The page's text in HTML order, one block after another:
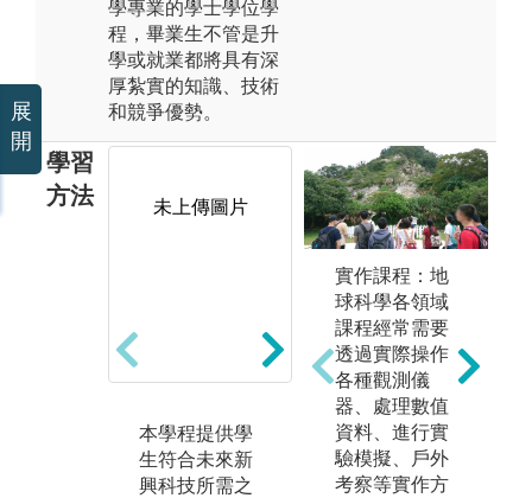
學專業的學士學位學
程，畢業生不管是升
學或就業都將具有深
厚紮實的知識、技術
和競爭優勢。
學習
方法
未上傳圖片
本學程提供學
生符合未來新
興科技所需之
未上傳圖片
可使用「未來
教室」、「眼
動實驗室」、
實作課程：地
球科學各領域
課程經常需要
透過實際操作
各種觀測儀
器、處理數值
資料、進行實
驗模擬、戶外
考察等實作方
展
開